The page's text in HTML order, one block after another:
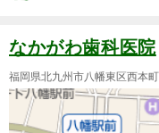
なかがわ歯科医院
福岡県北九州市八幡東区西本